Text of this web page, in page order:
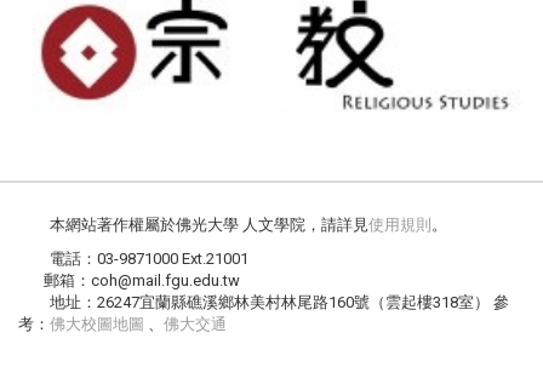
本網站著作權屬於佛光大學 人文學院，請詳見使用規則 。
電話：03-9871000 Ext.21001
郵箱：coh@mail.fgu.edu.tw
地址：26247宜蘭縣礁溪鄉林美村林尾路160號（雲起樓318室） 參
考： 佛大校圖地圖 、 佛大交通